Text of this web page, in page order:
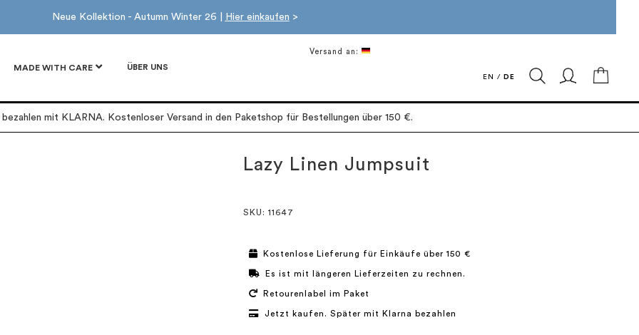
Neue Kollektion - Autumn Winter 26 | Hier einkaufen >
MADE WITH CARE ÜBER UNS
Versand an:
EN / DE
mit KLARNA. Kostenloser Versand in den Paketshop für Bestellungen über 150 €.
Lazy Linen Jumpsuit
SKU : 11647
Kostenlose Lieferung für Einkäufe über 150 €
Es ist mit längeren Lieferzeiten zu rechnen.
Retourenlabel im Paket
Jetzt kaufen. Später mit Klarna bezahlen